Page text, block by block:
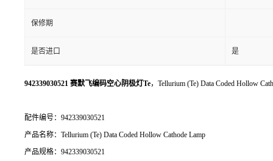
保修期
是否进口 是
942339030521 赛默飞编码空心阴极灯Te，Tellurium (Te) Data Coded Hollow
配件编号：942339030521
产品名称：Tellurium (Te) Data Coded Hollow Cathode Lamp
产品规格：942339030521